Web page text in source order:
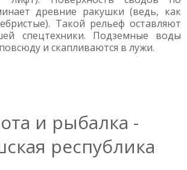
древние ракушки (ведь, как
Такой рельеф оставляют
спецтехники. Подземные воды
и скапливаются в лужи.
и рыбалка -
республика